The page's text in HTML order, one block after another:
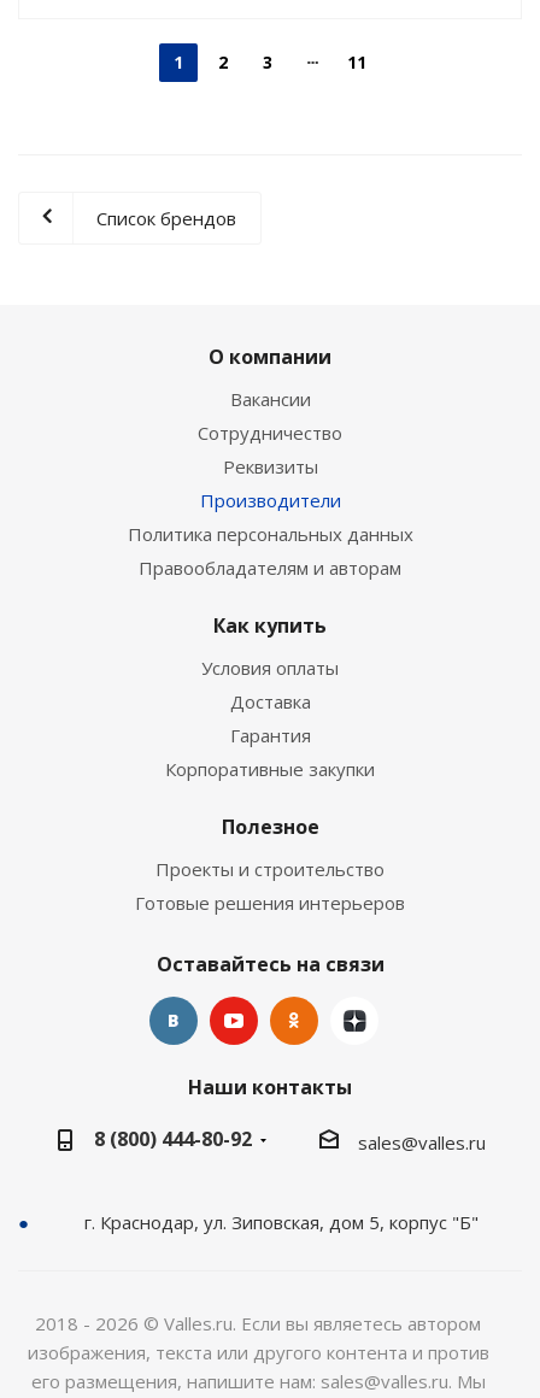
1 2 3 11
Список брендов
О компании
Вакансии
Сотрудничество
Реквизиты
Производители
Политика персональных данных
Правообладателям и авторам
Как купить
Условия оплаты
Доставка
Гарантия
Корпоративные закупки
Полезное
Проекты и строительство
Готовые решения интерьеров
Оставайтесь на связи
Наши контакты
8 (800) 444-80-92
sales@valles.ru
г. Краснодар, ул. Зиповская, дом 5, корпус "Б"
2018 - 2026 © Valles.ru. Если вы являетесь автором
изображения, текста или другого контента и против
его размещения, напишите нам: sales@valles.ru. Мы